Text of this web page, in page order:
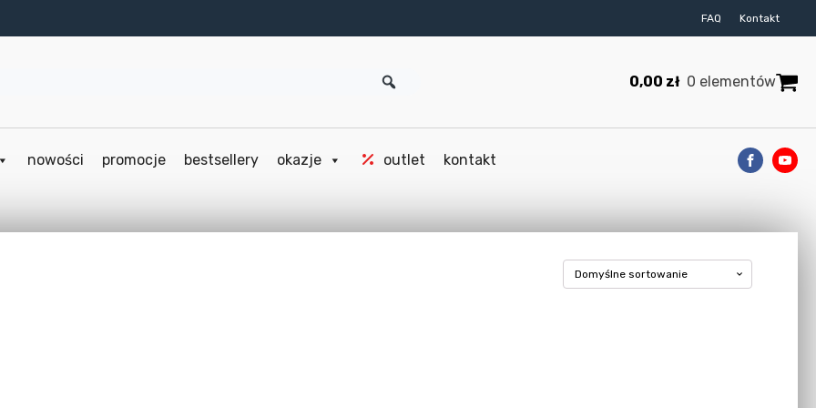
FAQ Kontakt
0,00 zł 0 elementów
nowości promocje bestsellery okazje outlet kontakt